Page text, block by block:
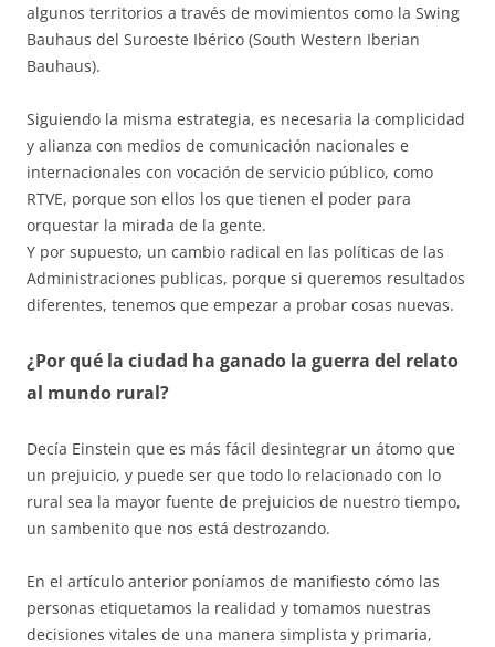
algunos territorios a través de movimientos como la Swing
Bauhaus del Suroeste Ibérico (South Western Iberian
Bauhaus).
Siguiendo la misma estrategia, es necesaria la complicidad
y alianza con medios de comunicación nacionales e
internacionales con vocación de servicio público, como
RTVE, porque son ellos los que tienen el poder para
orquestar la mirada de la gente.
Y por supuesto, un cambio radical en las políticas de las
Administraciones publicas, porque si queremos resultados
diferentes, tenemos que empezar a probar cosas nuevas.
¿Por qué la ciudad ha ganado la guerra del relato
al mundo rural?
Decía Einstein que es más fácil desintegrar un átomo que
un prejuicio, y puede ser que todo lo relacionado con lo
rural sea la mayor fuente de prejuicios de nuestro tiempo,
un sambenito que nos está destrozando.
En el artículo anterior poníamos de manifiesto cómo las
personas etiquetamos la realidad y tomamos nuestras
decisiones vitales de una manera simplista y primaria,